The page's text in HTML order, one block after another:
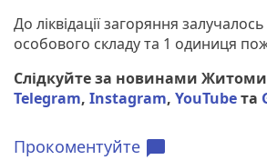
До ліквідації загоряння
особового складу та 1 одиниця
Слідкуйте за новинами
Telegram, Instagram, YouTubeта
Прокоментуйте chat_bubble